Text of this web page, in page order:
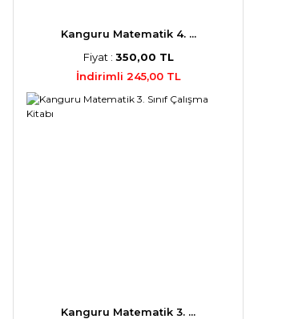
Kanguru Matematik 4. ...
Fiyat : 350,00 TL
İndirimli 245,00 TL
Kanguru Matematik 3. ...